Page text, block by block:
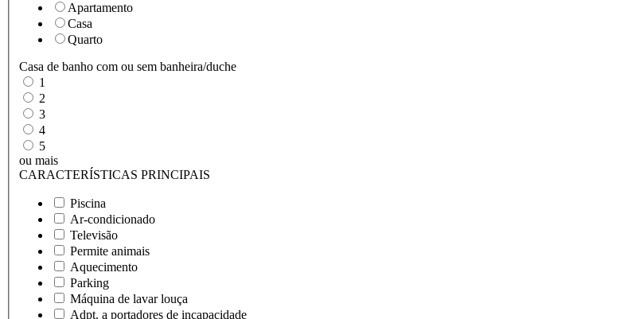
Apartamento
Casa
Quarto
Casa de banho com ou sem banheira/duche
1
2
3
4
5
ou mais
CARACTERÍSTICAS PRINCIPAIS
Piscina
Ar-condicionado
Televisão
Permite animais
Aquecimento
Parking
Máquina de lavar louça
Adpt. a portadores de incapacidade